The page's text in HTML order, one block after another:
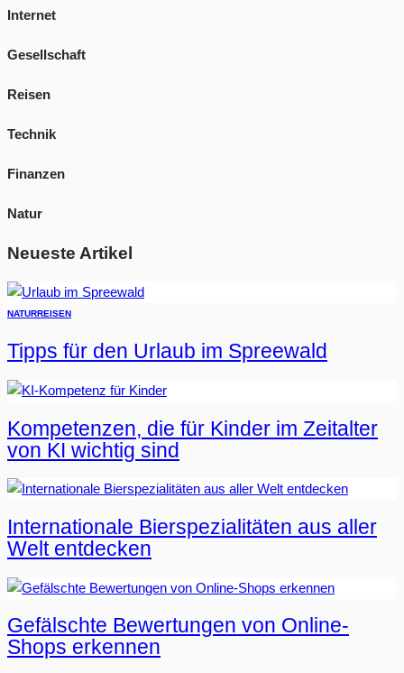
Internet
Gesellschaft
Reisen
Technik
Finanzen
Natur
Neueste Artikel
NATURREISEN
Tipps für den Urlaub im Spreewald
Kompetenzen, die für Kinder im Zeitalter
von KI wichtig sind
Internationale Bierspezialitäten aus aller
Welt entdecken
Gefälschte Bewertungen von Online-
Shops erkennen